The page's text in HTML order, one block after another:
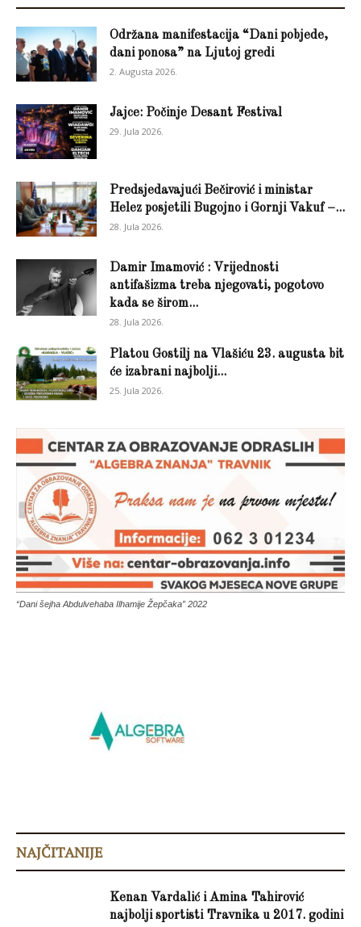
Održana manifestacija “Dani pobjede,
dani ponosa” na Ljutoj gredi
2. Augusta 2026.
Jajce: Počinje Desant Festival
29. Jula 2026.
Predsjedavajući Bečirović i ministar
Helez posjetili Bugojno i Gornji Vakuf –...
28. Jula 2026.
Damir Imamović : Vrijednosti
antifašizma treba njegovati, pogotovo
kada se širom...
28. Jula 2026.
Platou Gostilj na Vlašiću 23. augusta bit
će izabrani najbolji...
25. Jula 2026.
“Dani šejha Abdulvehaba Ilhamije Žepčaka” 2022
NAJČITANIJE
Kenan Vardalić i Amina Tahirović
najbolji sportisti Travnika u 2017. godini